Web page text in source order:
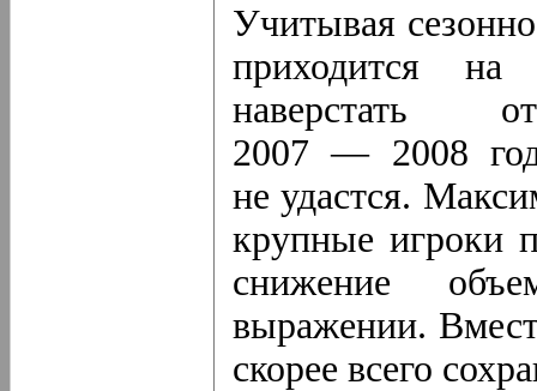
Учитывая
приходится
наверстать
2007 — 2008
не удастся.
крупные игроки
снижение
выражении.
скорее всего